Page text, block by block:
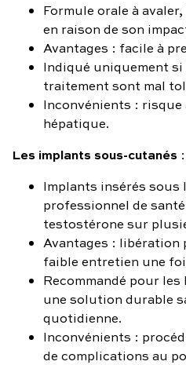
Formule orale à
en raison de son
Avantages : facile à
Indiqué uniquement
traitement sont mal
Inconvénients :
hépatique.
Les implants sous-cutanés :
Implants insérés sous
professionnel de
testostérone sur
Avantages : libération
faible entretien une
Recommandé pour
une solution durable
quotidienne.
Inconvénients :
de complications au